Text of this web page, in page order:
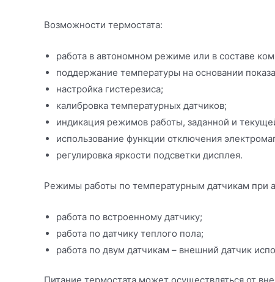
Возможности термостата:
работа в автономном режиме или в составе
поддержание температуры на основании
настройка гистерезиса;
калибровка температурных датчиков;
индикация режимов работы, заданной и
использование функции отключения
регулировка яркости подсветки дисплея.
Режимы работы по температурным датчикам при
работа по встроенному датчику;
работа по датчику теплого пола;
работа по двум датчикам – внешний датчик